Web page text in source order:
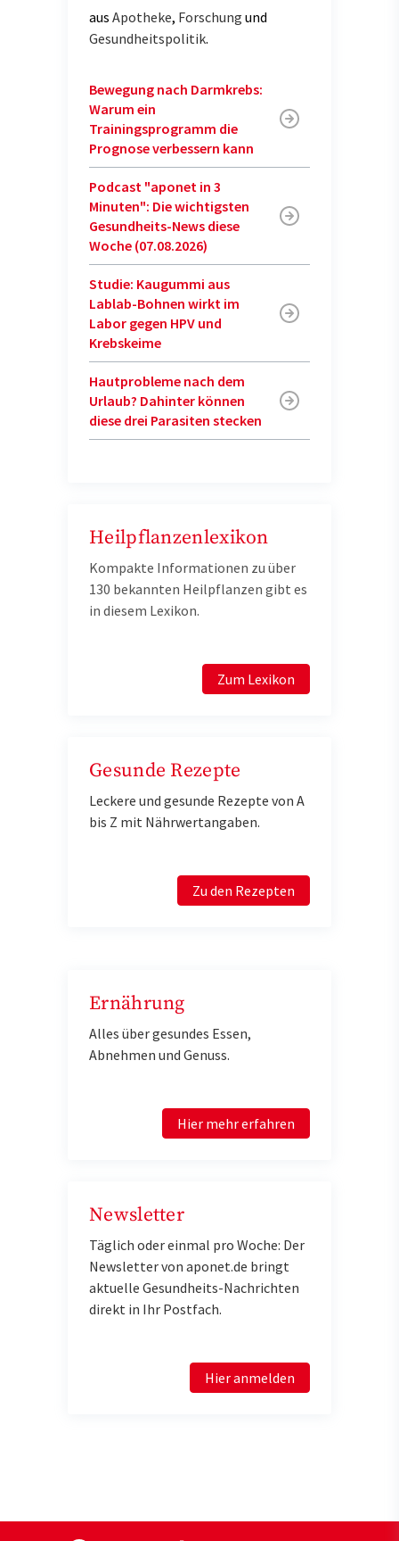
aus Apotheke, Forschung und
Gesundheitspolitik.
Bewegung nach Darmkrebs:
Warum ein
Trainingsprogramm die
Prognose verbessern kann
Podcast "aponet in 3
Minuten": Die wichtigsten
Gesundheits-News diese
Woche (07.08.2026)
Studie: Kaugummi aus
Lablab-Bohnen wirkt im
Labor gegen HPV und
Krebskeime
Hautprobleme nach dem
Urlaub? Dahinter können
diese drei Parasiten stecken
Heilpflanzenlexikon
Kompakte Informationen zu über
130 bekannten Heilpflanzen gibt es
in diesem Lexikon.
Zum Lexikon
Gesunde Rezepte
Leckere und gesunde Rezepte von A
bis Z mit Nährwertangaben.
Zu den Rezepten
Ernährung
Alles über gesundes Essen,
Abnehmen und Genuss.
Hier mehr erfahren
Newsletter
Täglich oder einmal pro Woche: Der
Newsletter von aponet.de bringt
aktuelle Gesundheits-Nachrichten
direkt in Ihr Postfach.
Hier anmelden